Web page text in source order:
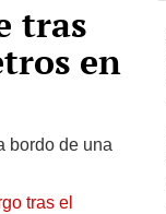
tras
en
bordo de una
tras el